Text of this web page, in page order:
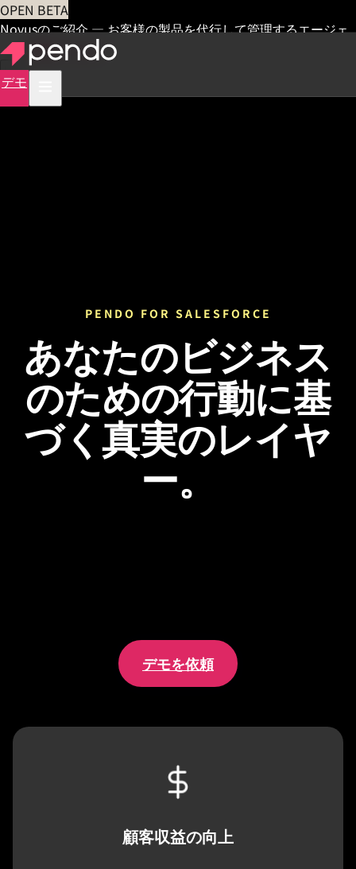
OPEN BETA
Novusのご紹介 — お客様の製品を代行して管理するエージェ
ント 早期アクセス
デモ
PENDO FOR SALESFORCE
あなたのビジネス
のための行動に基
づく真実のレイヤ
ー。
デモを依頼
顧客収益の向上